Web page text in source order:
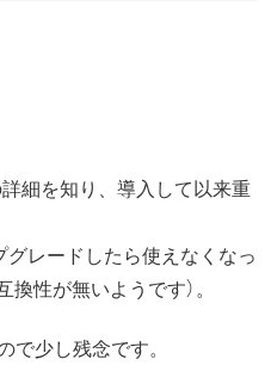
細を知り、導入して以来重
グレードしたら使えなくなっ
性が無いようです）。
で少し残念です。